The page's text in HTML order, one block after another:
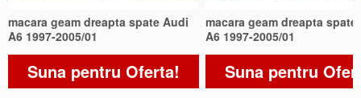
macara geam dreapta spate Audi
A6 1997-2005/01
Suna pentru Oferta!
macara geam dreapta
A6 1997-2005/01
Suna pentru